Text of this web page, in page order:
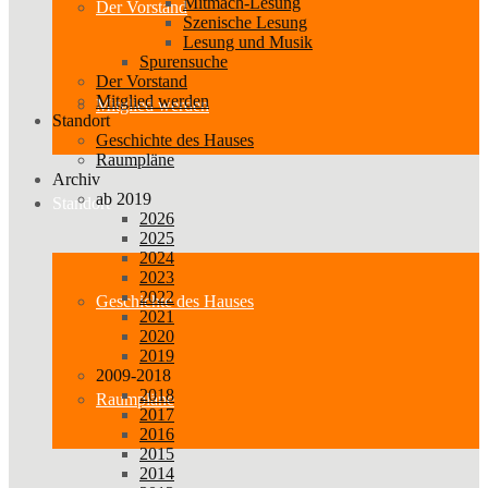
Der Vorstand
Mitglied werden
Standort
Geschichte des Hauses
Raumpläne
Szenische Lesung
Lesung und Musik
Spurensuche
Der Vorstand
Mitglied werden
Standort
Geschichte des Hauses
Raumpläne
Archiv
ab 2019
2026
2025
2024
2023
2022
2021
2020
2019
2009-2018
2018
2017
2016
2015
2014